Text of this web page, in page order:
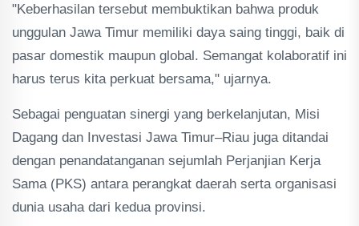
"Keberhasilan tersebut membuktikan bahwa produk
unggulan Jawa Timur memiliki daya saing tinggi, baik di
pasar domestik maupun global. Semangat kolaboratif ini
harus terus kita perkuat bersama," ujarnya.
Sebagai penguatan sinergi yang berkelanjutan, Misi
Dagang dan Investasi Jawa Timur–Riau juga ditandai
dengan penandatanganan sejumlah Perjanjian Kerja
Sama (PKS) antara perangkat daerah serta organisasi
dunia usaha dari kedua provinsi.